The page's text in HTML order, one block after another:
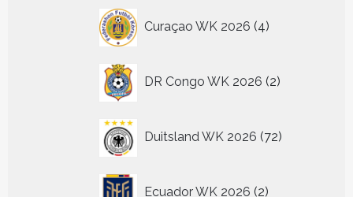
Curaçao WK 2026 4
producten
DR Congo WK 2026 2
producten
Duitsland WK 2026 72
producten
Ecuador WK 2026 2